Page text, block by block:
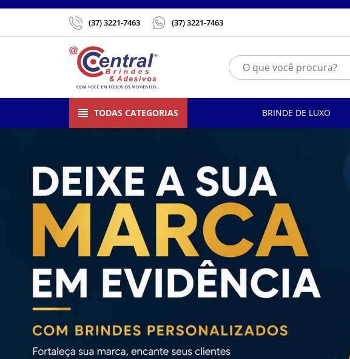
(37) 3221-7463 (37) 3221-7463
TODAS CATEGORIAS BRINDE DE LUXO